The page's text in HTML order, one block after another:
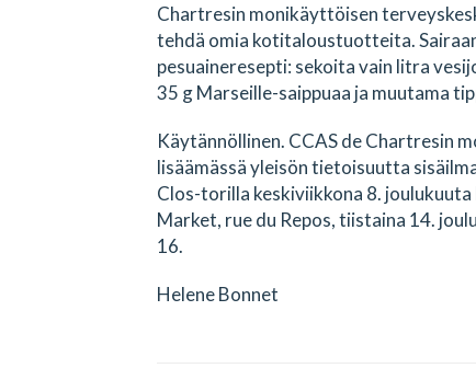
Chartresin monikäyttöisen
tehdä omia kotitaloustuotteita.
pesuaineresepti: sekoita vain litra
35 g Marseille-saippuaa ja muutama
Käytännöllinen. CCAS de Chartresin
lisäämässä yleisön tietoisuutta
Clos-torilla keskiviikkona 8.
Market, rue du Repos, tiistaina 14.
16.
Helene Bonnet